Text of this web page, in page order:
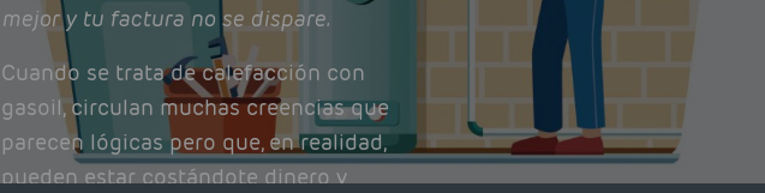
mejor y tu factura no se dispare.
Cuando se trata de calefacción con
gasoil, circulan muchas creencias que
parecen lógicas pero que, en realidad,
pueden estar costándote dinero y